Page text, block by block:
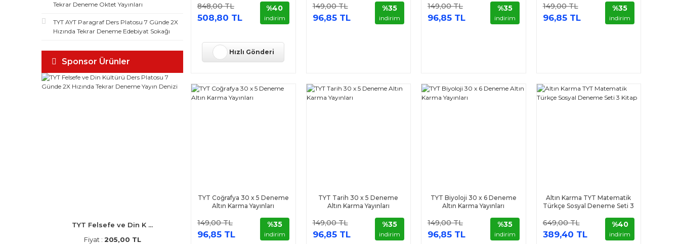
Tekrar Deneme Oktet Yayınları
TYT AYT Paragraf Ders Platosu 7 Günde 2X
Hızında Tekrar Deneme Edebiyat Sokağı
Sponsor Ürünler
TYT Felsefe ve Din K ...
Fiyat : 205,00 TL
848,00 TL
508,80 TL
%40
indirim
Hızlı Gönderi
149,00 TL
96,85 TL
%35
indirim
149,00 TL
96,85 TL
%35
indirim
149,00 TL
96,85 TL
%35
indirim
TYT Coğrafya 30 x 5 Deneme
Altın Karma Yayınları
149,00 TL
96,85 TL
%35
indirim
TYT Tarih 30 x 5 Deneme
Altın Karma Yayınları
149,00 TL
96,85 TL
%35
indirim
TYT Biyoloji 30 x 6 Deneme
Altın Karma Yayınları
149,00 TL
96,85 TL
%35
indirim
Altın Karma TYT Matematik
Türkçe Sosyal Deneme Seti 3
649,00 TL
389,40 TL
%40
indirim